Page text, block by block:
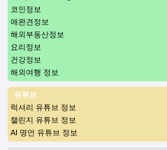
코인정보
애완견정보
해외부동산정보
요리정보
건강정보
해외여행 정보
유튜브
럭셔리 유튜브 정보
챌린지 유튜브 정보
AI 명언 유튜브 정보